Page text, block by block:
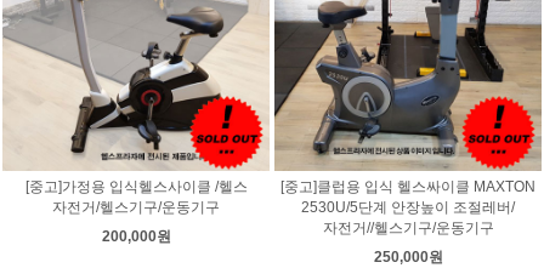
[중고]가정용 입식헬스사이클 /헬스
자전거/헬스기구/운동기구
200,000원
[중고]클럽용 입식 헬스싸이클 MAXTON
2530U/5단계 안장높이 조절레버/
자전거//헬스기구/운동기구
250,000원